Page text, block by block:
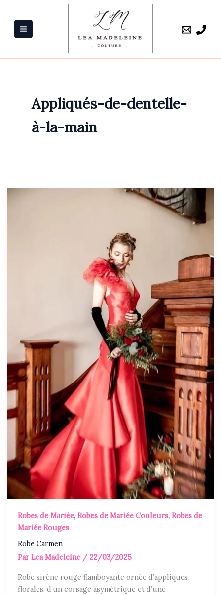
contenu
Appliqués-de-dentelle-
à-la-main
Robes de Mariée,Robes de Mariée Couleurs,Robes de
Mariée Rouges
Robe Carmen
ParLea Madeleine / 22/03/2025
Robe sirène rouge flamboyante ornée d’appliques
florales, d’un corsage asymétrique et d’une